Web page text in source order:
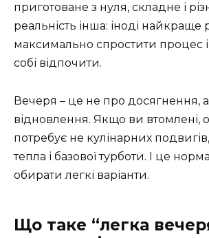
приготоване з нуля, складне і
реальність інша: іноді найкраще
максимально спростити процес
собі відпочити.
Вечеря – це не про досягнення,
відновлення. Якщо ви втомлені,
потребує не кулінарних
тепла і базової турботи. І це
обирати легкі варіанти.
Що таке “легка